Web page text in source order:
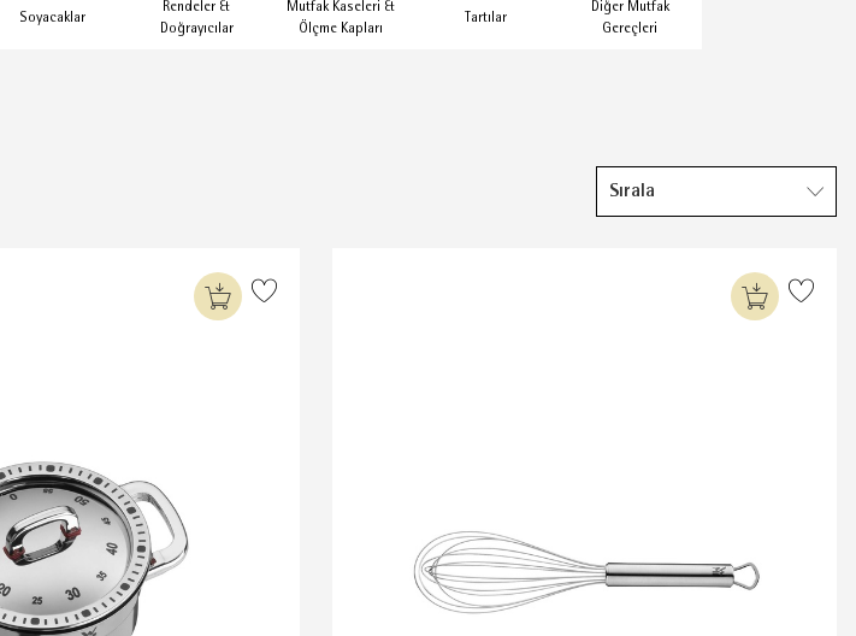
Soyacaklar
Rendeler &
Doğrayıcılar
Mutfak Kaseleri &
Ölçme Kapları
Tartılar
Diğer Mutfak
Gereçleri
Sırala